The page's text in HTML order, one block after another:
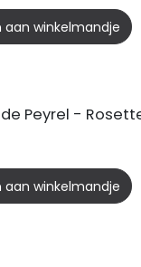
aan winkelmandje
Peyrel -
aan winkelmandje